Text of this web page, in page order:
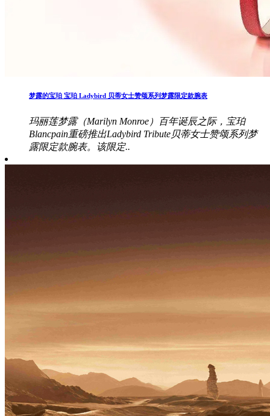
梦露的宝珀 宝珀 Ladybird 贝蒂女士赞颂系列梦露限定款腕表
玛丽莲梦露（Marilyn Monroe）百年诞辰之际，宝珀
Blancpain重磅推出Ladybird Tribute贝蒂女士赞颂系列梦
露限定款腕表。该限定..